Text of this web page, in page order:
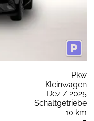
Pkw
Kleinwagen
Dez / 2025
Schaltgetriebe
10 km